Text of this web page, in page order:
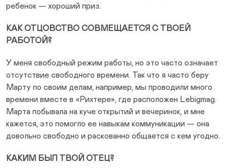
ребенок — хороший приз.
КАК ОТЦОВСТВО СОВМЕЩАЕТСЯ С ТВОЕЙ
РАБОТОЙ?
У меня свободный режим работы, но это часто означает
отсутствие свободного времени. Так что я часто беру
Марту по своим делам, например, мы проводили много
времени вместе в «Рихтере», где расположен Lebigmag.
Марта побывала на куче открытий и вечеринок, и мне
кажется, это помогло ее навыкам коммуникации — она
довольно свободно и раскованно общается с кем угодно.
КАКИМ БЫЛ ТВОЙ ОТЕЦ?